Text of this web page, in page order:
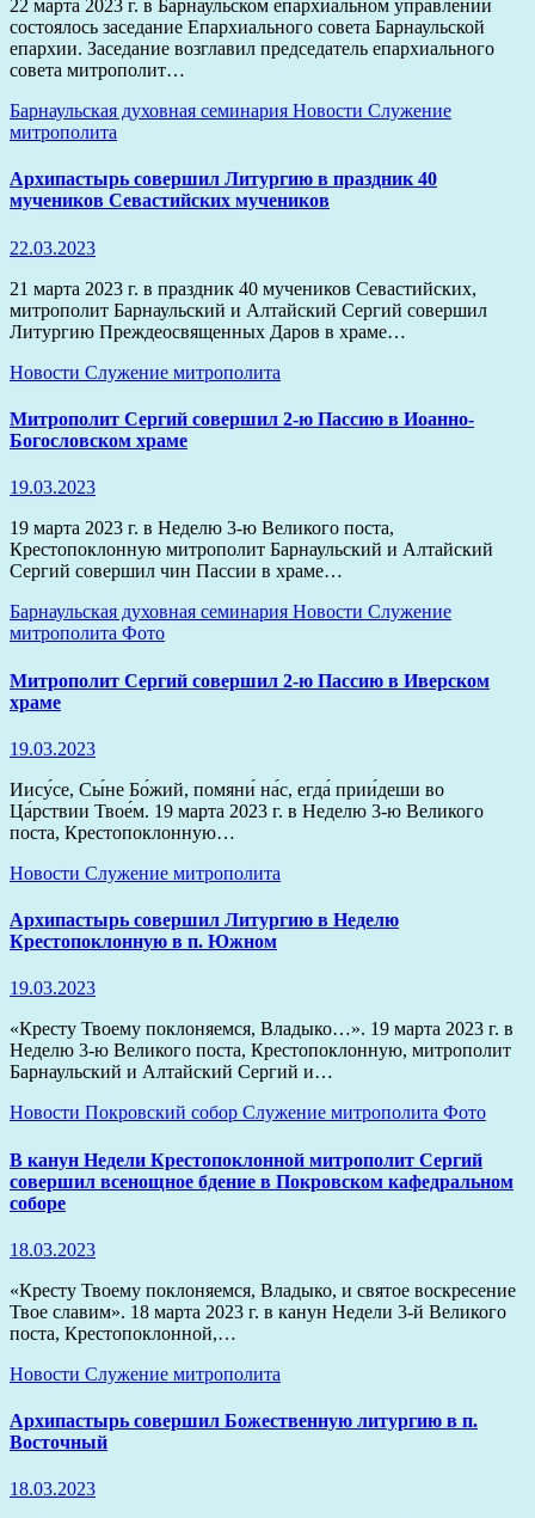
22 марта 2023 г. в Барнаульском епархиальном управлении
состоялось заседание Епархиального совета Барнаульской
епархии. Заседание возглавил председатель епархиального
совета митрополит…
Барнаульская духовная семинария Новости Служение
митрополита
Архипастырь совершил Литургию в праздник 40
мучеников Севастийских мучеников
22.03.2023
21 марта 2023 г. в праздник 40 мучеников Севастийских,
митрополит Барнаульский и Алтайский Сергий совершил
Литургию Преждеосвященных Даров в храме…
Новости Служение митрополита
Митрополит Сергий совершил 2-ю Пассию в Иоанно-
Богословском храме
19.03.2023
19 марта 2023 г. в Неделю 3-ю Великого поста,
Крестопоклонную митрополит Барнаульский и Алтайский
Сергий совершил чин Пассии в храме…
Барнаульская духовная семинария Новости Служение
митрополита Фото
Митрополит Сергий совершил 2-ю Пассию в Иверском
храме
19.03.2023
Иису́се, Сы́не Бо́жий, помяни́ на́с, егда́ прии́деши во
Ца́рствии Твое́м. 19 марта 2023 г. в Неделю 3-ю Великого
поста, Крестопоклонную…
Новости Служение митрополита
Архипастырь совершил Литургию в Неделю
Крестопоклонную в п. Южном
19.03.2023
«Кресту Твоему поклоняемся, Владыко…». 19 марта 2023 г. в
Неделю 3-ю Великого поста, Крестопоклонную, митрополит
Барнаульский и Алтайский Сергий и…
Новости Покровский собор Служение митрополита Фото
В канун Недели Крестопоклонной митрополит Сергий
совершил всенощное бдение в Покровском кафедральном
соборе
18.03.2023
«Кресту Твоему поклоняемся, Владыко, и святое воскресение
Твое славим». 18 марта 2023 г. в канун Недели 3-й Великого
поста, Крестопоклонной,…
Новости Служение митрополита
Архипастырь совершил Божественную литургию в п.
Восточный
18.03.2023